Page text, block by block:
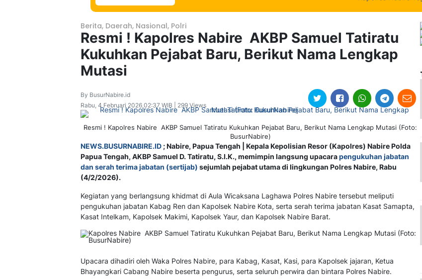
Berita, Daerah, Nasional, Polri
Resmi ! Kapolres Nabire AKBP Samuel Tatiratu
Kukuhkan Pejabat Baru, Berikut Nama Lengkap
Mutasi
By BusurNabire.id
Rabu, 4 Februari 2026 02:37 WIB | 299 Views
Resmi ! Kapolres Nabire AKBP Samuel Tatiratu Kukuhkan Pejabat Baru, Berikut Nama Lengkap Mutasi (Foto:
BusurNabire)
NEWS.BUSURNABIRE.ID ; Nabire, Papua Tengah | Kepala Kepolisian Resor (Kapolres) Nabire Polda
Papua Tengah, AKBP Samuel D. Tatiratu, S.I.K., memimpin langsung upacarapengukuhan jabatan
dan serah terima jabatan (sertijab) sejumlah pejabat utama di lingkungan Polres Nabire, Rabu
(4/2/2026).
Kegiatan yang berlangsung khidmat di Aula Wicaksana Laghawa Polres Nabire tersebut meliputi
pengukuhan jabatan Kabag Ren dan Kapolsek Nabire Kota, serta serah terima jabatan Kasat Samapta,
Kasat Intelkam, Kapolsek Makimi, Kapolsek Yaur, dan Kapolsek Nabire Barat.
Upacara dihadiri oleh Waka Polres Nabire, para Kabag, Kasat, Kasi, para Kapolsek jajaran, Ketua
Bhayangkari Cabang Nabire beserta pengurus, serta seluruh perwira dan bintara Polres Nabire.